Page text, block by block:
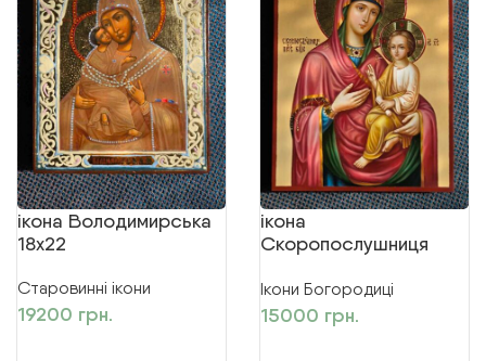
ікона Володимирська
18х22
Старовинні ікони
19200 грн.
ікона
Скоропослушниця
Ікони Богородиці
15000 грн.